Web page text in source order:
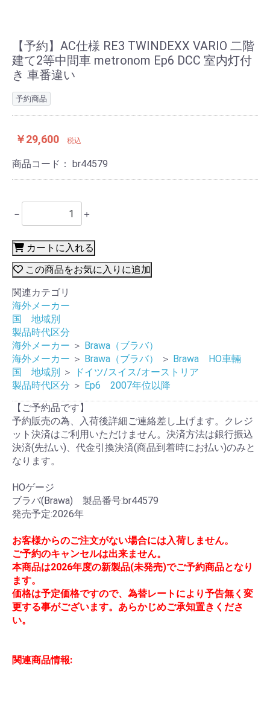
【予約】AC仕様 RE3 TWINDEXX VARIO 二階
建て2等中間車 metronom Ep6 DCC 室内灯付
き 車番違い
予約商品
￥29,600 税込
商品コード： br44579
－ ＋
カートに入れる
この商品をお気に入りに追加
関連カテゴリ
海外メーカー
国 地域別
製品時代区分
海外メーカー ＞ Brawa（ブラバ）
海外メーカー ＞ Brawa（ブラバ） ＞ Brawa HO車輛
国 地域別 ＞
ドイツ/スイス/オーストリア
製品時代区分 ＞ Ep6 2007年位以降
【ご予約品です】
予約販売の為、入荷後詳細ご連絡差し上げます。クレジ
ット決済はご利用いただけません。決済方法は銀行振込
決済(先払い)、代金引換決済(商品到着時にお払い)のみと
なります。
HOゲージ
ブラバ(Brawa) 製品番号:br44579
発売予定:2026年
お客様からのご注文がない場合には入荷しません。
ご予約のキャンセルは出来ません。
本商品は2026年度の新製品(未発売)でご予約商品となり
ます。
価格は予定価格ですので、為替レートにより予告無く変
更する事がございます。あらかじめご承知置きくださ
い。
関連商品情報: